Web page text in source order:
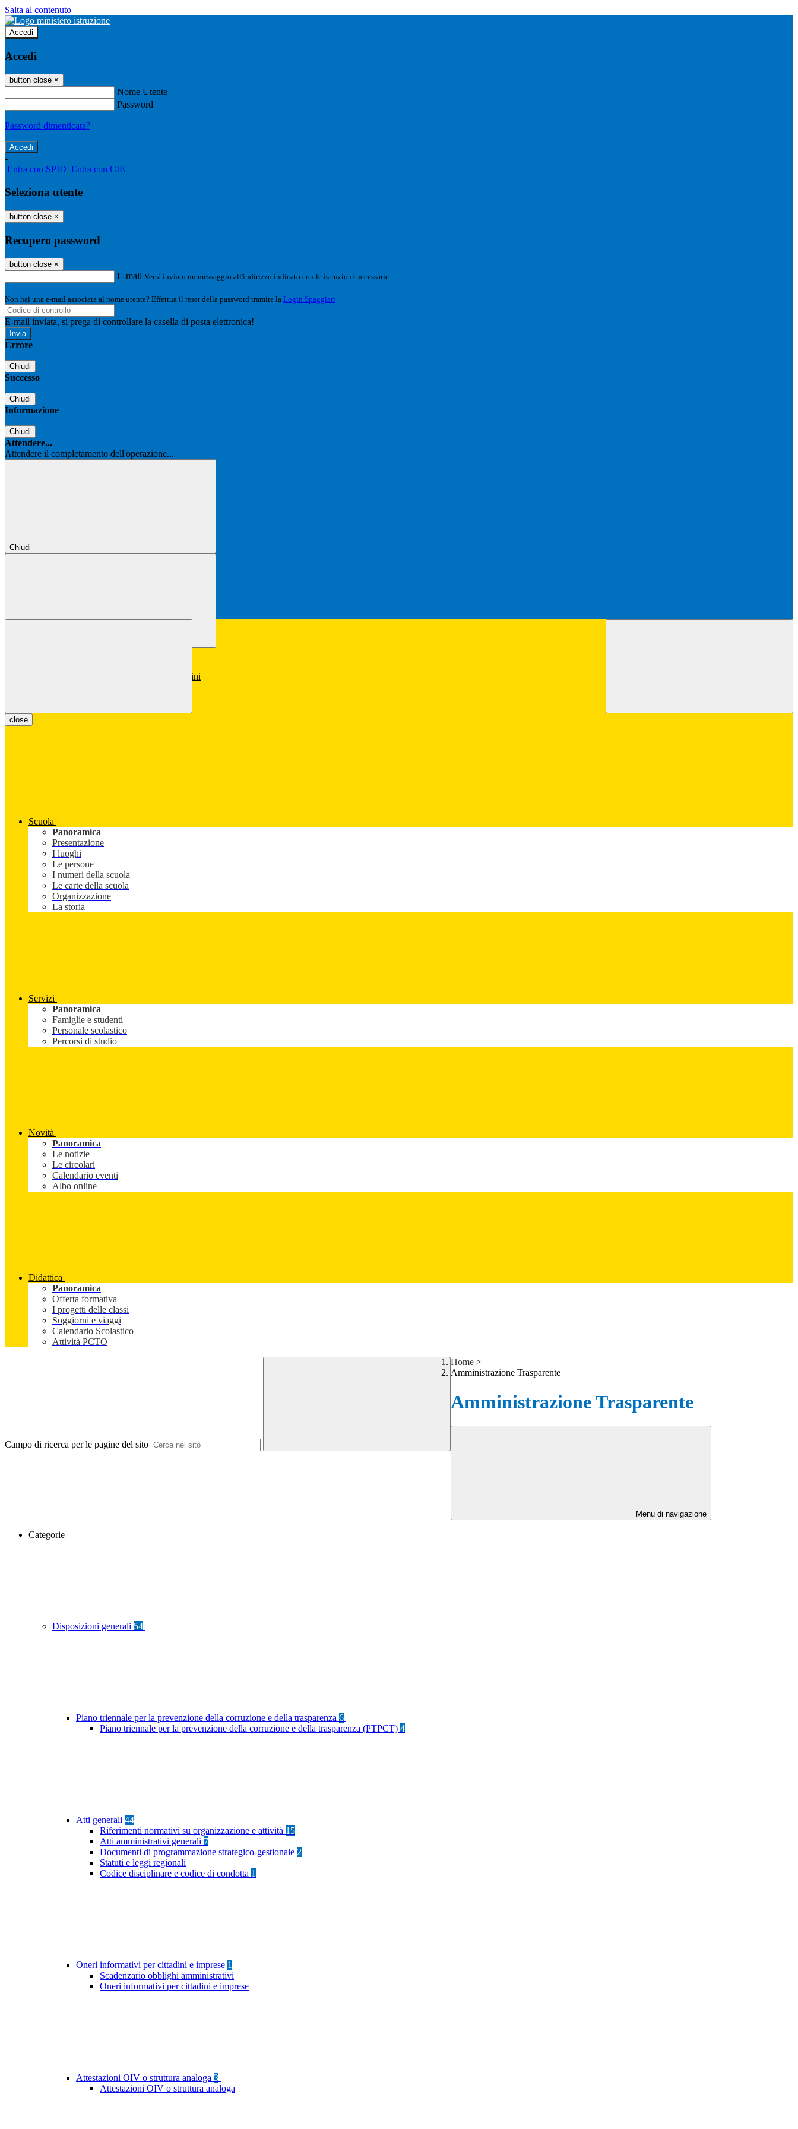
Salta al contenuto
Accedi
Accedi
button close ×
Nome Utente
Password
Password dimenticata?
-
Entra con SPID Entra con CIE
Seleziona utente
button close ×
Recupero password
button close ×
E-mail Verrà inviato un messaggio all'indirizzo indicato con le istruzioni necessarie.
Non hai una e-mail associata al nome utente? Effettua il reset della password tramite la Login Spaggiari
E-mail inviata, si prega di controllare la casella di posta elettronica!
Errore
Chiudi
Successo
Chiudi
Informazione
Chiudi
Attendere...
Attendere il completamento dell'operazione...
Chiudi
close
Scuola
Panoramica
Presentazione
I luoghi
Le persone
I numeri della scuola
Le carte della scuola
Organizzazione
La storia
Servizi
Panoramica
Famiglie e studenti
Personale scolastico
Percorsi di studio
Novità
Panoramica
Le notizie
Le circolari
Calendario eventi
Albo online
Didattica
Panoramica
Offerta formativa
I progetti delle classi
Soggiorni e viaggi
Calendario Scolastico
Attività PCTO
Campo di ricerca per le pagine del sito
Home >
Amministrazione Trasparente
Amministrazione Trasparente
Menu di navigazione
Categorie
Disposizioni generali 54
Piano triennale per la prevenzione della corruzione e della trasparenza 6
Piano triennale per la prevenzione della corruzione e della trasparenza (PTPCT) 4
Atti generali 44
Riferimenti normativi su organizzazione e attività 15
Atti amministrativi generali 7
Documenti di programmazione strategico-gestionale 2
Statuti e leggi regionali
Codice disciplinare e codice di condotta 1
Oneri informativi per cittadini e imprese 1
Scadenzario obblighi amministrativi
Oneri informativi per cittadini e imprese
Attestazioni OIV o struttura analoga 3
Attestazioni OIV o struttura analoga